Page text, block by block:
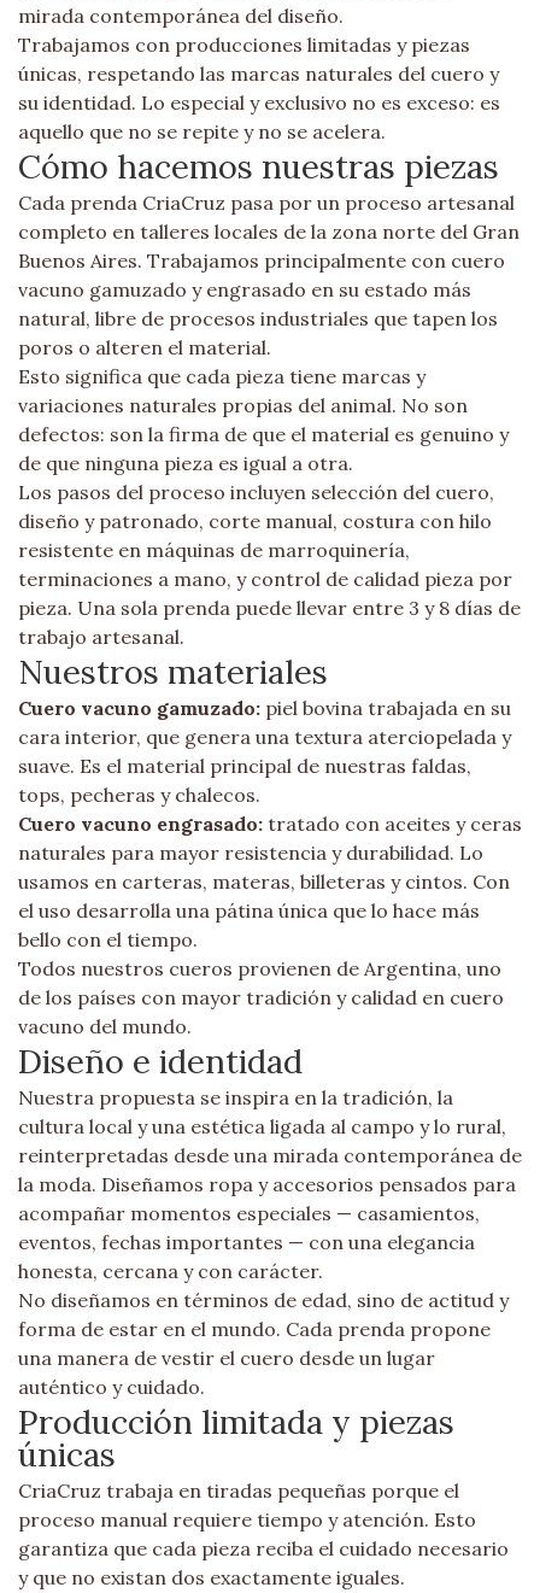
mirada contemporánea del diseño.
Trabajamos con producciones limitadas y piezas
únicas, respetando las marcas naturales del cuero y
su identidad. Lo especial y exclusivo no es exceso: es
aquello que no se repite y no se acelera.
Cómo hacemos nuestras piezas
Cada prenda CriaCruz pasa por un proceso artesanal
completo en talleres locales de la zona norte del Gran
Buenos Aires. Trabajamos principalmente con cuero
vacuno gamuzado y engrasado en su estado más
natural, libre de procesos industriales que tapen los
poros o alteren el material.
Esto significa que cada pieza tiene marcas y
variaciones naturales propias del animal. No son
defectos: son la firma de que el material es genuino y
de que ninguna pieza es igual a otra.
Los pasos del proceso incluyen selección del cuero,
diseño y patronado, corte manual, costura con hilo
resistente en máquinas de marroquinería,
terminaciones a mano, y control de calidad pieza por
pieza. Una sola prenda puede llevar entre 3 y 8 días de
trabajo artesanal.
Nuestros materiales
Cuero vacuno gamuzado: piel bovina trabajada en su
cara interior, que genera una textura aterciopelada y
suave. Es el material principal de nuestras faldas,
tops, pecheras y chalecos.
Cuero vacuno engrasado: tratado con aceites y ceras
naturales para mayor resistencia y durabilidad. Lo
usamos en carteras, materas, billeteras y cintos. Con
el uso desarrolla una pátina única que lo hace más
bello con el tiempo.
Todos nuestros cueros provienen de Argentina, uno
de los países con mayor tradición y calidad en cuero
vacuno del mundo.
Diseño e identidad
Nuestra propuesta se inspira en la tradición, la
cultura local y una estética ligada al campo y lo rural,
reinterpretadas desde una mirada contemporánea de
la moda. Diseñamos ropa y accesorios pensados para
acompañar momentos especiales — casamientos,
eventos, fechas importantes — con una elegancia
honesta, cercana y con carácter.
No diseñamos en términos de edad, sino de actitud y
forma de estar en el mundo. Cada prenda propone
una manera de vestir el cuero desde un lugar
auténtico y cuidado.
Producción limitada y piezas
únicas
CriaCruz trabaja en tiradas pequeñas porque el
proceso manual requiere tiempo y atención. Esto
garantiza que cada pieza reciba el cuidado necesario
y que no existan dos exactamente iguales.